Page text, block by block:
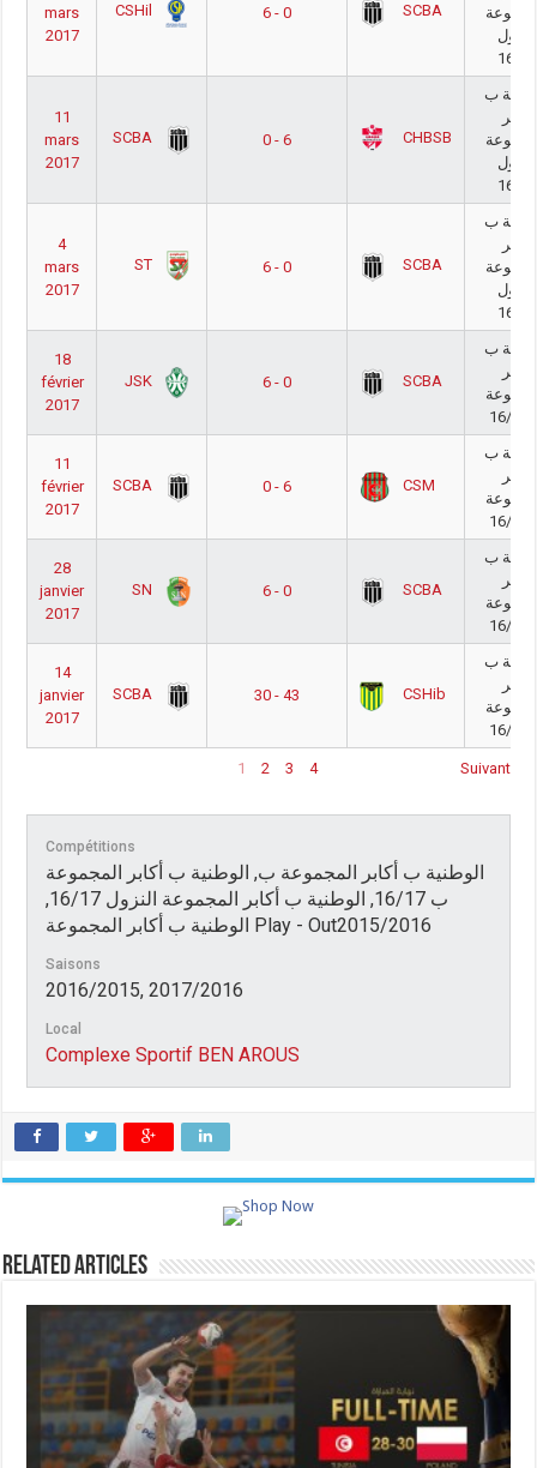
mars
2017
CSHil 6 - 0 SCBA
النزول
16/17
11
mars
2017
SCBA 0 - 6 CHBSB
ب
أكابر
النزول
16/17
4
mars
2017
ST 6 - 0 SCBA
ب
أكابر
النزول
16/17
18
février
2017
JSK 6 - 0 SCBA
ب
أكابر
11
février
2017
SCBA 0 - 6 CSM
ب
أكابر
28
janvier
2017
SN 6 - 0 SCBA
ب
أكابر
14
janvier
2017
SCBA 30 - 43 CSHib
ب
أكابر
1 2 3 4 Suivant
Compétitions
الوطنية ب أكابر المجموعة ب, الوطنية ب أكابر المجموعة
ب 16/17, الوطنية ب أكابر المجموعة النزول 16/17,
الوطنية ب أكابر المجموعة Play - Out2015/2016
Saisons
2016/2015, 2017/2016
Local
Complexe Sportif BEN AROUS
Related Articles